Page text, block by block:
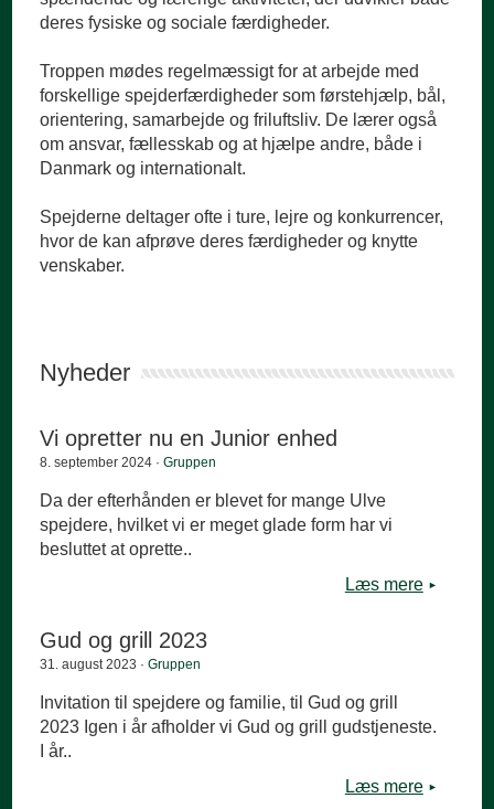
deres fysiske og sociale færdigheder.
Troppen mødes regelmæssigt for at arbejde med
forskellige spejderfærdigheder som førstehjælp, bål,
orientering, samarbejde og friluftsliv. De lærer også
om ansvar, fællesskab og at hjælpe andre, både i
Danmark og internationalt.
Spejderne deltager ofte i ture, lejre og konkurrencer,
hvor de kan afprøve deres færdigheder og knytte
venskaber.
Nyheder
Vi opretter nu en Junior enhed
8. september 2024 ·Gruppen
Da der efterhånden er blevet for mange Ulve
spejdere, hvilket vi er meget glade form har vi
besluttet at oprette..
Læs mere
Gud og grill 2023
31. august 2023 ·Gruppen
Invitation til spejdere og familie, til Gud og grill
2023 Igen i år afholder vi Gud og grill gudstjeneste.
I år..
Læs mere